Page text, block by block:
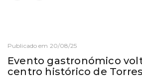
Publicado em 20/08/25
Evento gastronómico
centro histórico de